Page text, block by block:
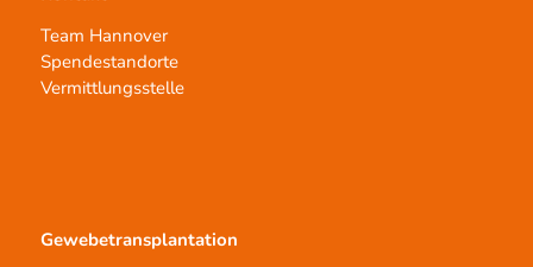
Team Hannover
Spendestandorte
Vermittlungsstelle
Gewebetransplantation